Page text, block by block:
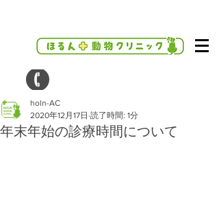
年末年始の診療時間について
holn-AC
2020年12月17日 読了時間: 1分